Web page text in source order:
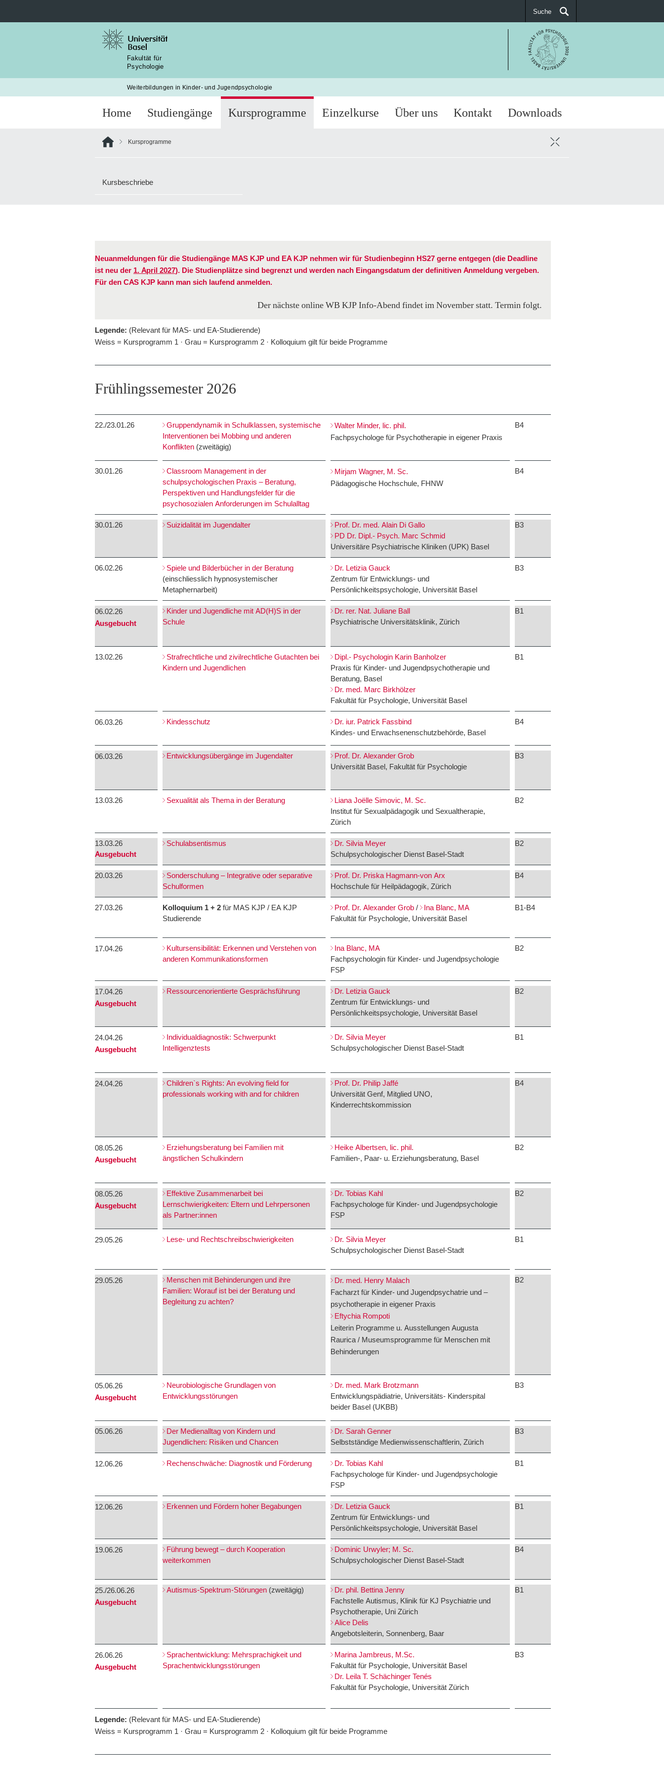
Suche
nach:
SUCHEN
Fakultät für
Psychologie
Weiterbildungen in Kinder- und Jugendpsychologie
Home Studiengänge Kursprogramme Einzelkurse Über uns Kontakt Downloads
Kursprogramme
Kursbeschriebe
Neuanmeldungen für die Studiengänge MAS KJP und EA KJP nehmen wir für Studienbeginn HS27 gerne entgegen (die Deadline
ist neu der 1. April 2027). Die Studienplätze sind begrenzt und werden nach Eingangsdatum der definitiven Anmeldung vergeben.
Für den CAS KJP kann man sich laufend anmelden.
Der nächste online WB KJP Info-Abend findet im November statt. Termin folgt.
Legende: (Relevant für MAS- und EA-Studierende)
Weiss = Kursprogramm 1 · Grau = Kursprogramm 2 · Kolloquium gilt für beide Programme
Frühlingssemester 2026
22./23.01.26
Gruppendynamik in Schulklassen, systemische
Interventionen bei Mobbing und anderen
Konflikten (zweitägig)
Walter Minder, lic. phil.
Fachpsychologe für Psychotherapie in eigener Praxis
B4
30.01.26
Classroom Management in der
schulpsychologischen Praxis – Beratung,
Perspektiven und Handlungsfelder für die
psychosozialen Anforderungen im Schulalltag
Mirjam Wagner, M. Sc.
Pädagogische Hochschule, FHNW
B4
30.01.26 Suizidalität im Jugendalter
Prof. Dr. med. Alain Di Gallo
PD Dr. Dipl.- Psych. Marc Schmid
Universitäre Psychiatrische Kliniken (UPK) Basel
B3
06.02.26
Spiele und Bilderbücher in der Beratung
(einschliesslich hypnosystemischer
Metaphernarbeit)
Dr. Letizia Gauck
Zentrum für Entwicklungs- und
Persönlichkeitspsychologie, Universität Basel
B3
06.02.26
Ausgebucht
Kinder und Jugendliche mit AD(H)S in der
Schule
Dr. rer. Nat. Juliane Ball
Psychiatrische Universitätsklinik, Zürich
B1
13.02.26
Strafrechtliche und zivilrechtliche Gutachten bei
Kindern und Jugendlichen
Dipl.- Psychologin Karin Banholzer
Praxis für Kinder- und Jugendpsychotherapie und
Beratung, Basel
Dr. med. Marc Birkhölzer
Fakultät für Psychologie, Universität Basel
B1
06.03.26 Kindesschutz
Dr. iur. Patrick Fassbind
Kindes- und Erwachsenenschutzbehörde, Basel
B4
06.03.26 Entwicklungsübergänge im Jugendalter
Prof. Dr. Alexander Grob
Universität Basel, Fakultät für Psychologie
B3
13.03.26 Sexualität als Thema in der Beratung
Liana Joëlle Simovic, M. Sc.
Institut für Sexualpädagogik und Sexualtherapie,
Zürich
B2
13.03.26
Ausgebucht
Schulabsentismus
Dr. Silvia Meyer
Schulpsychologischer Dienst Basel-Stadt
B2
20.03.26
Sonderschulung – Integrative oder separative
Schulformen
Prof. Dr. Priska Hagmann-von Arx
Hochschule für Heilpädagogik, Zürich
B4
27.03.26 Kolloquium 1 + 2 für MAS KJP / EA KJP
Studierende
Prof. Dr. Alexander Grob /
Ina Blanc, MA
Fakultät für Psychologie, Universität Basel
B1-B4
17.04.26
Kultursensibilität: Erkennen und Verstehen von
anderen Kommunikationsformen
Ina Blanc, MA
Fachpsychologin für Kinder- und Jugendpsychologie
FSP
B2
17.04.26
Ausgebucht
Ressourcenorientierte Gesprächsführung
Dr. Letizia Gauck
Zentrum für Entwicklungs- und
Persönlichkeitspsychologie, Universität Basel
B2
24.04.26
Ausgebucht
Individualdiagnostik: Schwerpunkt
Intelligenztests
Dr. Silvia Meyer
Schulpsychologischer Dienst Basel-Stadt
B1
24.04.26
Children`s Rights: An evolving field for
professionals working with and for children
Prof. Dr. Philip Jaffé
Universität Genf, Mitglied UNO,
Kinderrechtskommission
B4
08.05.26
Ausgebucht
Erziehungsberatung bei Familien mit
ängstlichen Schulkindern
Heike Albertsen, lic. phil.
Familien-, Paar- u. Erziehungsberatung, Basel
B2
08.05.26
Ausgebucht
Effektive Zusammenarbeit bei
Lernschwierigkeiten: Eltern und Lehrpersonen
als Partner:innen
Dr. Tobias Kahl
Fachpsychologe für Kinder- und Jugendpsychologie
FSP
B2
29.05.26 Lese- und Rechtschreibschwierigkeiten
Dr. Silvia Meyer
Schulpsychologischer Dienst Basel-Stadt
B1
29.05.26
Menschen mit Behinderungen und ihre
Familien: Worauf ist bei der Beratung und
Begleitung zu achten?
Dr. med. Henry Malach
Facharzt für Kinder- und Jugendpsychatrie und –
psychotherapie in eigener Praxis
Eftychia Rompoti
Leiterin Programme u. Ausstellungen Augusta
Raurica / Museumsprogramme für Menschen mit
Behinderungen
B2
05.06.26
Ausgebucht
Neurobiologische Grundlagen von
Entwicklungsstörungen
Dr. med. Mark Brotzmann
Entwicklungspädiatrie, Universitäts- Kinderspital
beider Basel (UKBB)
B3
05.06.26
Der Medienalltag von Kindern und
Jugendlichen: Risiken und Chancen
Dr. Sarah Genner
Selbstständige Medienwissenschaftlerin, Zürich
B3
12.06.26 Rechenschwäche: Diagnostik und Förderung
Dr. Tobias Kahl
Fachpsychologe für Kinder- und Jugendpsychologie
FSP
B1
12.06.26 Erkennen und Fördern hoher Begabungen
Dr. Letizia Gauck
Zentrum für Entwicklungs- und
Persönlichkeitspsychologie, Universität Basel
B1
19.06.26
Führung bewegt – durch Kooperation
weiterkommen
Dominic Urwyler; M. Sc.
Schulpsychologischer Dienst Basel-Stadt
B4
25./26.06.26
Ausgebucht
Autismus-Spektrum-Störungen (zweitägig)
Dr. phil. Bettina Jenny
Fachstelle Autismus, Klinik für KJ Psychiatrie und
Psychotherapie, Uni Zürich
Alice Delis
Angebotsleiterin, Sonnenberg, Baar
B1
26.06.26
Ausgebucht
Sprachentwicklung: Mehrsprachigkeit und
Sprachentwicklungsstörungen
Marina Jambreus, M.Sc.
Fakultät für Psychologie, Universität Basel
Dr. Leila T. Schächinger Tenés
Fakultät für Psychologie, Universität Zürich
B3
Legende: (Relevant für MAS- und EA-Studierende)
Weiss = Kursprogramm 1 · Grau = Kursprogramm 2 · Kolloquium gilt für beide Programme